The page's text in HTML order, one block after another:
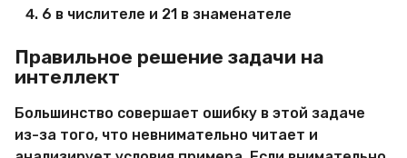
6 в числителе и 21 в знаменателе
Правильное решение задачи на
интеллект
Большинство совершает ошибку в этой задаче
из-за того, что невнимательно читает и